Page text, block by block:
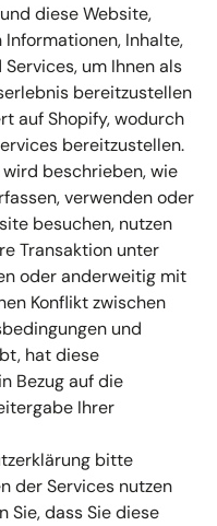
diese Website,
Inhalte,
um Ihnen als
bereitzustellen
auf Shopify, wodurch
bereitzustellen.
beschrieben, wie
verwenden oder
besuchen, nutzen
Transaktion unter
oder anderweitig mit
Konflikt zwischen
und
hat diese
Bezug auf die
Ihrer
bitte
der Services nutzen
Sie, dass Sie diese